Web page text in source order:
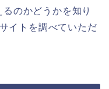
のかどうかを知り
イトを調べていただ